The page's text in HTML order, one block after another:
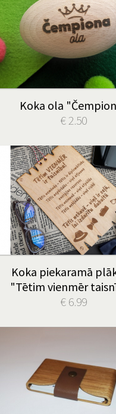
Koka ola
€ 2.50
Koka piekaramā
"Tētim vienmēr
€ 6.99